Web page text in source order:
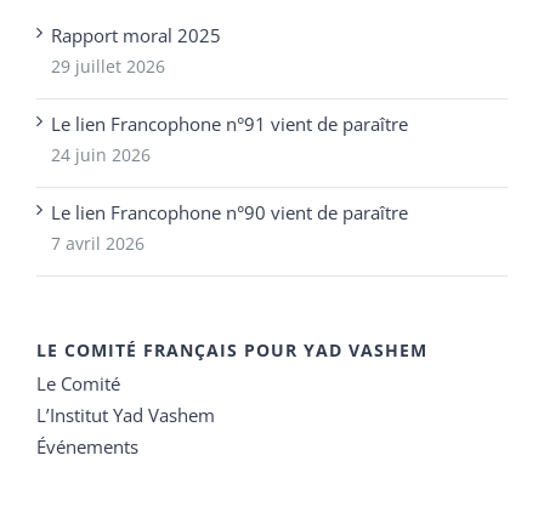
Rapport moral 2025
29 juillet 2026
Le lien Francophone n°91 vient de paraître
24 juin 2026
Le lien Francophone n°90 vient de paraître
7 avril 2026
LE COMITÉ FRANÇAIS POUR YAD VASHEM
Le Comité
L’Institut Yad Vashem
Événements